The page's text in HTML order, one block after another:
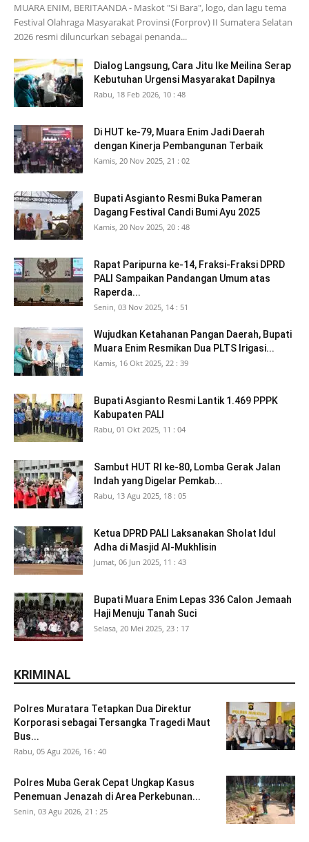
MUARA ENIM, BERITAANDA - Maskot "Si Bara", logo, dan lagu tema
Festival Olahraga Masyarakat Provinsi (Forprov) II Sumatera Selatan
2026 resmi diluncurkan sebagai penanda...
Dialog Langsung, Cara Jitu Ike Meilina Serap
Kebutuhan Urgensi Masyarakat Dapilnya
Rabu, 18 Feb 2026, 10 : 48
Di HUT ke-79, Muara Enim Jadi Daerah
dengan Kinerja Pembangunan Terbaik
Kamis, 20 Nov 2025, 21 : 02
Bupati Asgianto Resmi Buka Pameran
Dagang Festival Candi Bumi Ayu 2025
Kamis, 20 Nov 2025, 20 : 48
Rapat Paripurna ke-14, Fraksi-Fraksi DPRD
PALI Sampaikan Pandangan Umum atas
Raperda...
Senin, 03 Nov 2025, 14 : 51
Wujudkan Ketahanan Pangan Daerah, Bupati
Muara Enim Resmikan Dua PLTS Irigasi...
Kamis, 16 Okt 2025, 22 : 39
Bupati Asgianto Resmi Lantik 1.469 PPPK
Kabupaten PALI
Rabu, 01 Okt 2025, 11 : 04
Sambut HUT RI ke-80, Lomba Gerak Jalan
Indah yang Digelar Pemkab...
Rabu, 13 Agu 2025, 18 : 05
Ketua DPRD PALI Laksanakan Sholat Idul
Adha di Masjid Al-Mukhlisin
Jumat, 06 Jun 2025, 11 : 43
Bupati Muara Enim Lepas 336 Calon Jemaah
Haji Menuju Tanah Suci
Selasa, 20 Mei 2025, 23 : 17
KRIMINAL
Polres Muratara Tetapkan Dua Direktur
Korporasi sebagai Tersangka Tragedi Maut
Bus...
Rabu, 05 Agu 2026, 16 : 40
Polres Muba Gerak Cepat Ungkap Kasus
Penemuan Jenazah di Area Perkebunan...
Senin, 03 Agu 2026, 21 : 25